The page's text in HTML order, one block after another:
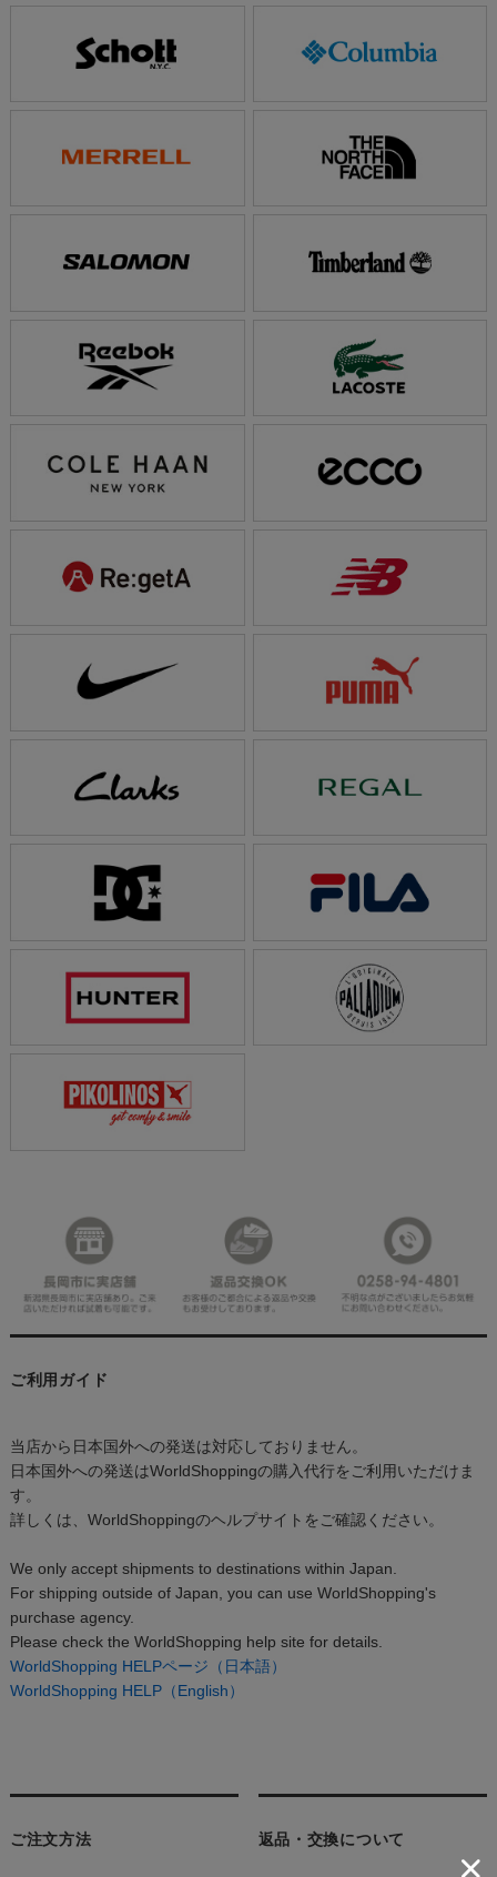
ご利用ガイド
当店から日本国外への発送は対応しておりません。
日本国外への発送はWorldShoppingの購入代行をご利用いただけま
す。
詳しくは、WorldShoppingのヘルプサイトをご確認ください。
We only accept shipments to destinations within Japan.
For shipping outside of Japan, you can use WorldShopping's
purchase agency.
Please check the WorldShopping help site for details.
WorldShopping HELPページ（日本語）
WorldShopping HELP（English）
ご注文方法 返品・交換について